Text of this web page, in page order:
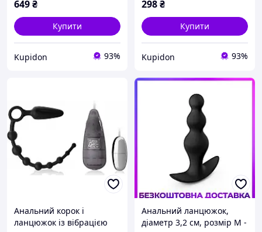
649₴
Купити
Kupidon 93%
298₴
Купити
Kupidon 93%
Анальний корок і
ланцюжок із вібрацією
Анальний ланцюжок,
діаметр 3,2 см, розмір М -